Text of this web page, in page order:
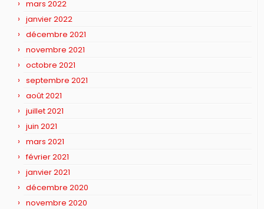
mars 2022
janvier 2022
décembre 2021
novembre 2021
octobre 2021
septembre 2021
août 2021
juillet 2021
juin 2021
mars 2021
février 2021
janvier 2021
décembre 2020
novembre 2020